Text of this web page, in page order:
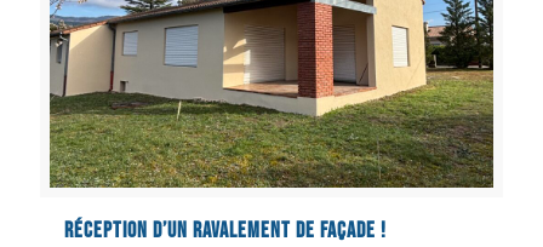
Réception d’un ravalement de façade !